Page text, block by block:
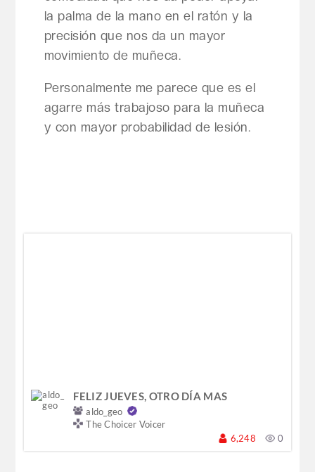
la palma de la mano en el ratón y la
precisión que nos da un mayor
movimiento de muñeca.
Personalmente me parece que es el
agarre más trabajoso para la muñeca
y con mayor probabilidad de lesión.
FELIZ JUEVES, OTRO DÍA MAS
aldo_geo
The Choicer Voicer
6,248
0